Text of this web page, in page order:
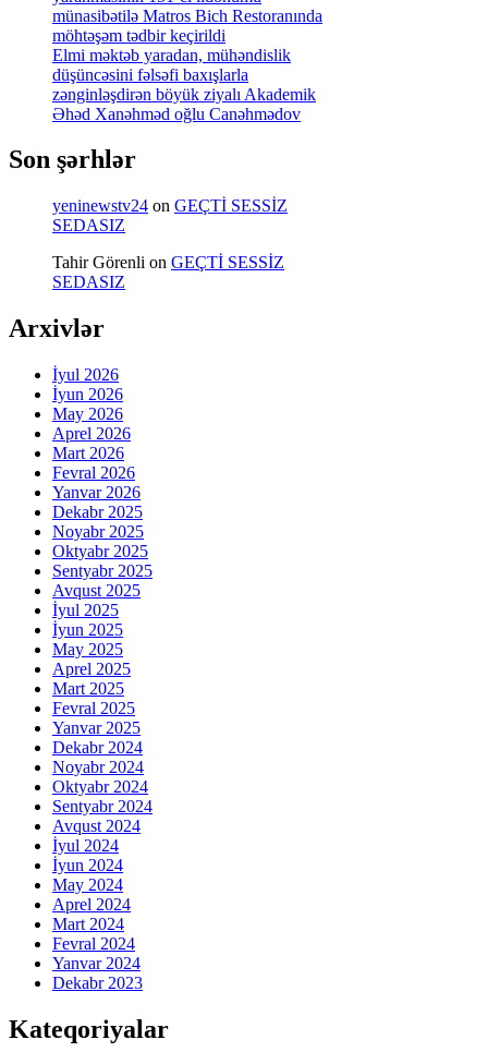
münasibətilə Matros Bich Restoranında
möhtəşəm tədbir keçirildi
Elmi məktəb yaradan, mühəndislik
düşüncəsini fəlsəfi baxışlarla
zənginləşdirən böyük ziyalı Akademik
Əhəd Xanəhməd oğlu Canəhmədov
Son şərhlər
yeninewstv24 on GEÇTİ SESSİZ
SEDASIZ
Tahir Görenli on GEÇTİ SESSİZ
SEDASIZ
Arxivlər
İyul 2026
İyun 2026
May 2026
Aprel 2026
Mart 2026
Fevral 2026
Yanvar 2026
Dekabr 2025
Noyabr 2025
Oktyabr 2025
Sentyabr 2025
Avqust 2025
İyul 2025
İyun 2025
May 2025
Aprel 2025
Mart 2025
Fevral 2025
Yanvar 2025
Dekabr 2024
Noyabr 2024
Oktyabr 2024
Sentyabr 2024
Avqust 2024
İyul 2024
İyun 2024
May 2024
Aprel 2024
Mart 2024
Fevral 2024
Yanvar 2024
Dekabr 2023
Kateqoriyalar